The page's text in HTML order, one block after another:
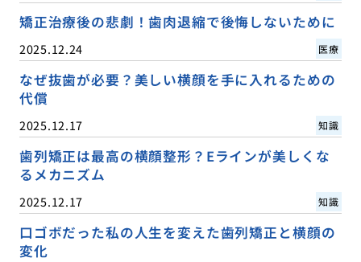
矯正治療後の悲劇！歯肉退縮で後悔しないために
2025.12.24 医療
なぜ抜歯が必要？美しい横顔を手に入れるための
代償
2025.12.17 知識
歯列矯正は最高の横顔整形？Eラインが美しくな
るメカニズム
2025.12.17 知識
口ゴボだった私の人生を変えた歯列矯正と横顔の
変化